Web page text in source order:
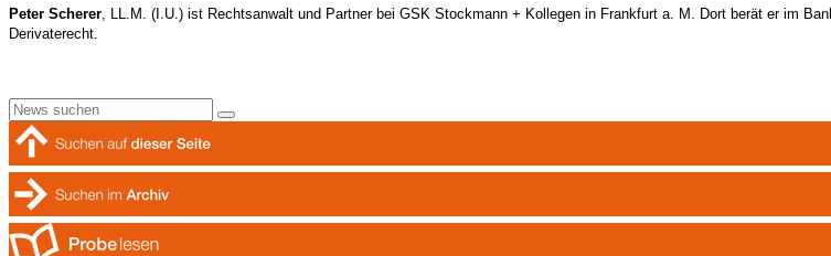
Peter Scherer , LL.M. (I.U.) ist Rechtsanwalt und Partner bei GSK Stockmann + Kollegen in Frankfurt a. M. Dort berät er im
Derivaterecht.